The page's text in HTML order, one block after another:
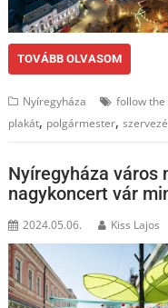
TOVÁBB OLVASOM
Nyíregyháza follow
plakát, polgármester,
Nyíregyháza város
nagykoncert vár
2024.05.06. Kiss Lajos